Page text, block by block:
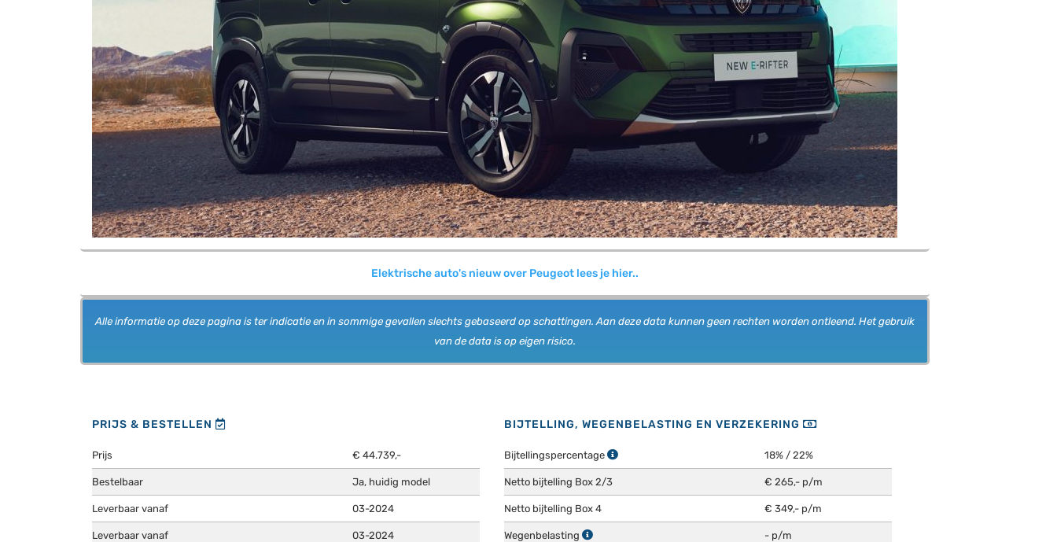
Elektrische auto's nieuw over Peugeot lees je hier..
Alle informatie op deze pagina is ter indicatie en in sommige gevallen slechts gebaseerd op schattingen. Aan deze data kunnen geen rechten worden ontleend. Het gebruik
van de data is op eigen risico.
PRIJS & BESTELLEN
Prijs € 44.739,-
Bestelbaar Ja, huidig model
Leverbaar vanaf 03-2024
Leverbaar vanaf 03-2024
BIJTELLING, WEGENBELASTING EN VERZEKERING
Bijtellingspercentage 18% / 22%
Netto bijtelling Box 2/3 € 265,- p/m
Netto bijtelling Box 4 € 349,- p/m
Wegenbelasting - p/m